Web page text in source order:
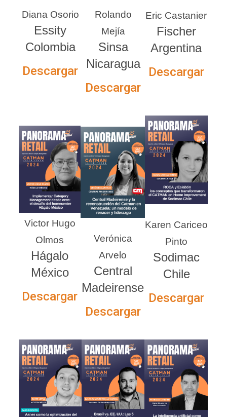
Diana Osorio
Essity
Colombia
Descargar
Rolando
Mejía
Sinsa
Nicaragua
Descargar
Eric Castanier
Fischer
Argentina
Descargar
Victor Hugo
Olmos
Hágalo
México
Descargar
Verónica
Arvelo
Central
Madeirense
Descargar
Karen Cariceo
Pinto
Sodimac
Chile
Descargar